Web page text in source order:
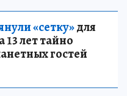
«сетку»для
лет тайно
гостей